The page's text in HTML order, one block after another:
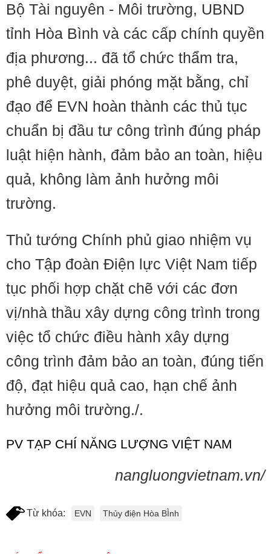
Bộ Tài nguyên - Môi trường, UBND
tỉnh Hòa Bình và các cấp chính quyền
địa phương... đã tổ chức thẩm tra,
phê duyệt, giải phóng mặt bằng, chỉ
đạo để EVN hoàn thành các thủ tục
chuẩn bị đầu tư công trình đúng pháp
luật hiện hành, đảm bảo an toàn, hiệu
quả, không làm ảnh hưởng môi
trường.
Thủ tướng Chính phủ giao nhiệm vụ
cho Tập đoàn Điện lực Việt Nam tiếp
tục phối hợp chặt chẽ với các đơn
vị/nhà thầu xây dựng công trình trong
việc tổ chức điều hành xây dựng
công trình đảm bảo an toàn, đúng tiến
độ, đạt hiệu quả cao, hạn chế ảnh
hưởng môi trường./.
PV TẠP CHÍ NĂNG LƯỢNG VIỆT NAM
nangluongvietnam.vn/
Từ khóa: EVN Thủy điện Hòa BÌnh